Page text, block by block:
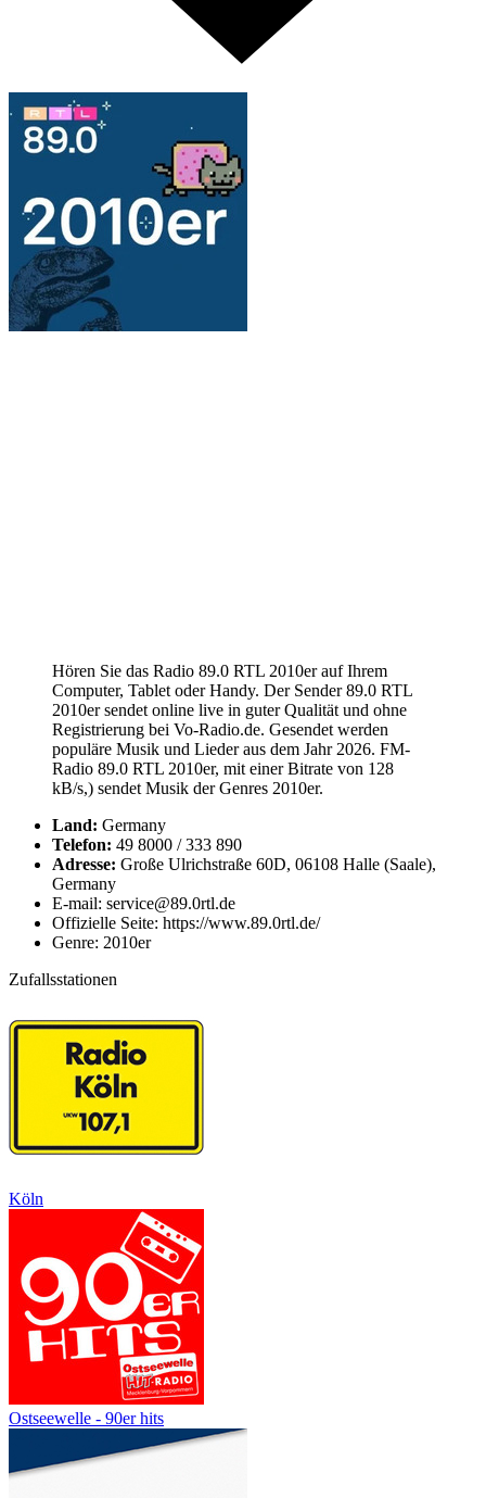
Hören Sie das Radio 89.0 RTL 2010er auf Ihrem
Computer, Tablet oder Handy. Der Sender 89.0 RTL
2010er sendet online live in guter Qualität und ohne
Registrierung bei Vo-Radio.de. Gesendet werden
populäre Musik und Lieder aus dem Jahr 2026. FM-
Radio 89.0 RTL 2010er, mit einer Bitrate von 128
kB/s,) sendet Musik der Genres 2010er.
Land: Germany
Telefon: 49 8000 / 333 890
Adresse: Große Ulrichstraße 60D, 06108 Halle (Saale),
Germany
E-mail: service@89.0rtl.de
Offizielle Seite: https://www.89.0rtl.de/
Genre: 2010er
Zufallsstationen
Köln
Ostseewelle - 90er hits